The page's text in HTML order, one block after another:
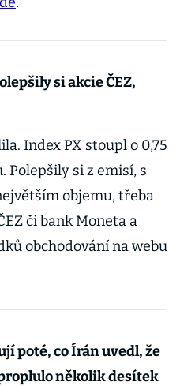
si akcie ČEZ,
Index PX stoupl o 0,75
Polepšily si z emisí, s
objemu, třeba
či bank Moneta a
obchodování na webu
poté, co Írán uvedl, že
několik desítek